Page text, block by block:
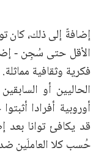
إضافةً إلى ذلك، كان
الأقل حتى سُجِن -
فكرية وثقافية
الحاليين أو
أوروبية أفرادا
قد يكافئ توانا
حُسب كلا العاملَين